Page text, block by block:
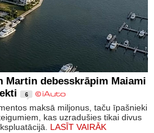
Martin debesskrāpim Maiami
6
maksā miljonus, taču īpašnieki
kas uzradušies tikai divus
LASĪT VAIRĀK